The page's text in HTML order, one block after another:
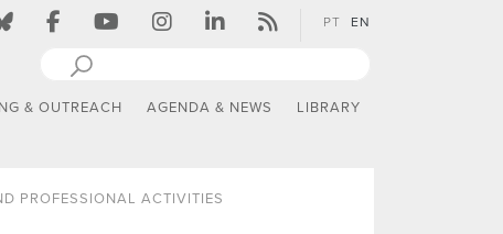
PT EN
& OUTREACH AGENDA & NEWS LIBRARY
PROFESSIONAL ACTIVITIES